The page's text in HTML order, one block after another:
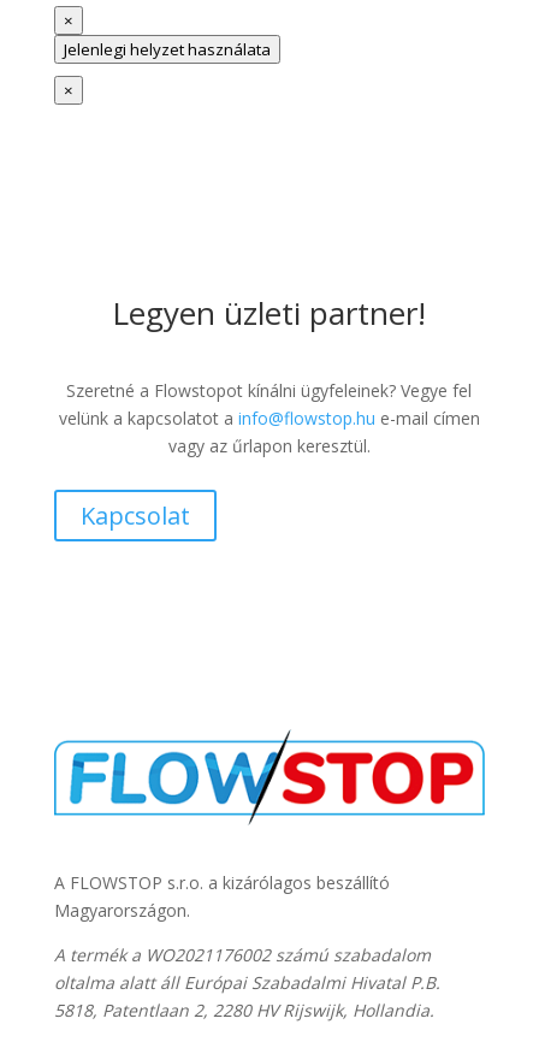
×
Jelenlegi helyzet használata
×
Legyen üzleti partner!
Szeretné a Flowstopot kínálni ügyfeleinek? Vegye fel
velünk a kapcsolatot a info@flowstop.hu e-mail címen
vagy az űrlapon keresztül.
Kapcsolat
A FLOWSTOP s.r.o. a kizárólagos beszállító
Magyarországon.
A termék a WO2021176002 számú szabadalom
oltalma alatt áll Európai Szabadalmi Hivatal P.B.
5818, Patentlaan 2, 2280 HV Rijswijk, Hollandia.